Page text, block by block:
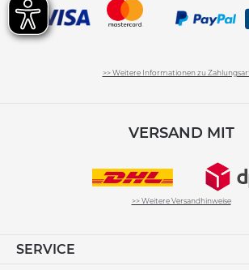
>> Weitere Informationen zu
VERSAND MIT
>> Weitere Versandhinweise
SERVICE